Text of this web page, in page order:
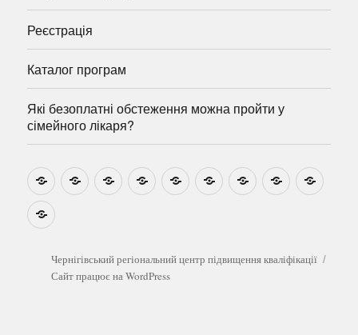
Реєстрація
Каталог програм
Які безоплатні обстеження можна пройти у
сімейного лікаря?
НовиниНавчально-
методичні
Ми
на
Звіти Про
центр
План
графік
Розумовські
зустрічі
Реєстрація
Які
безоплатні
можна
пройти
у
Чернігівський регіональний центр підвищення кваліфікації
Сайт працює на WordPress